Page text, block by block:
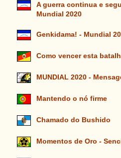
A guerra continua e
Mundial 2020
Genkidama! - Mundial
Como vencer esta
MUNDIAL 2020 -
Mantendo o nó firme
Chamado do Bushido
Momentos de Oro -